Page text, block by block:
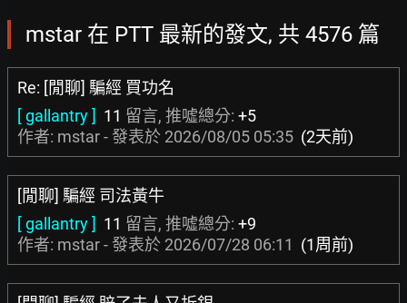
mstar 在 PTT 最新的發文, 共 4576 篇
Re: [閒聊] 騙經 買功名
[ gallantry ] 11 留言, 推噓總分: +5
作者: mstar - 發表於 2026/08/05 05:35 (2天前)
[閒聊] 騙經 司法黃牛
[ gallantry ] 11 留言, 推噓總分: +9
作者: mstar - 發表於 2026/07/28 06:11 (1周前)